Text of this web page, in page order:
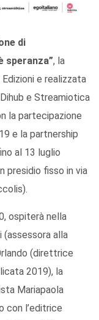
di
speranza”, la
e realizzata
e Streamiotica
la partecipazione
e la partnership
al 13 luglio
presidio fisso in via
ospiterà nella
(assessora alla
(direttrice
2019), la
Mariapaola
con l’editrice